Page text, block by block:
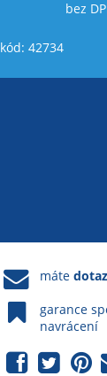
bez
kód: 42734
máte
garance
navrácení